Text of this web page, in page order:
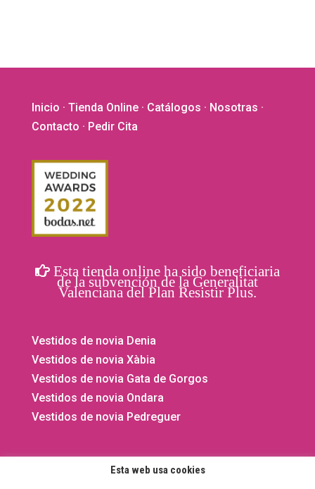
Inicio · Tienda Online· Catálogos · Nosotras ·
Contacto · Pedir Cita
Esta tienda online ha sido beneficiaria
de la subvención de la Generalitat
Valenciana del Plan Resistir Plus.
Vestidos de novia Denia
Vestidos de novia Xàbia
Vestidos de novia Gata de Gorgos
Vestidos de novia Ondara
Vestidos de novia Pedreguer
Esta web usa cookies